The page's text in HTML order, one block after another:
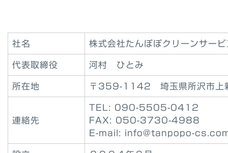
社名 株式会社たんぽぽクリーンサービ
代表取締役 河村 ひとみ
所在地 〒359-1142 埼玉県所沢市
連絡先
TEL: 090-5505-0412
FAX: 050-3730-4988
E-mail: info@tanpopo-